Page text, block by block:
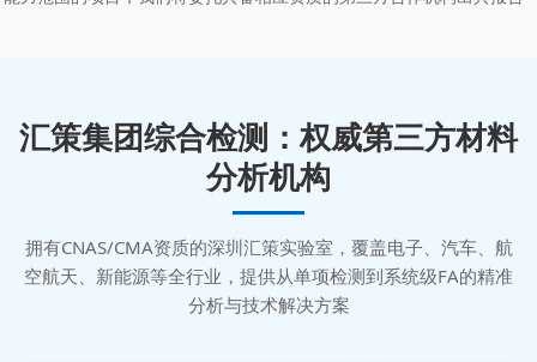
汇策集团综合检测：权威第三方材料
分析机构
拥有CNAS/CMA资质的深圳汇策实验室，覆盖电子、汽车、航
空航天、新能源等全行业，提供从单项检测到系统级FA的精准
分析与技术解决方案